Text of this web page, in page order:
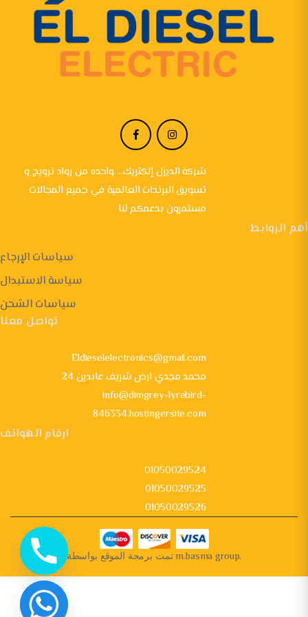
شركة الديزل إلكتريك... واحده من رواد ترويج و
تسويق البرندات العالمية في جميع المجالات
مستمرون بدعمكم لنا
أهم الروابط
سياسات الإرجاع
سياسة الاستبدال
سياسات الشحن
تواصل معنا
Eldieselelectronics@gmail.com
24 محمد مجدي ارض شريف عابدين
info@dimgrey-lyrebird-
846334.hostingersite.com
ارقام الهواتف
01050029524
01050029525
01050029526
تمت برمجة الموقع بواسطةm.basma group.